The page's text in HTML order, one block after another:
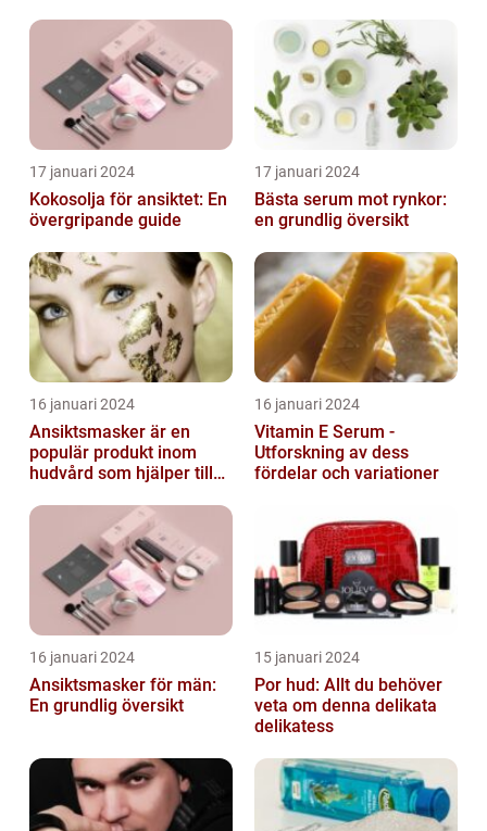
17 januari 2024
Kokosolja för ansiktet: En
övergripande guide
17 januari 2024
Bästa serum mot rynkor:
en grundlig översikt
16 januari 2024
Ansiktsmasker är en
populär produkt inom
hudvård som hjälper till
näring åt hud...
16 januari 2024
Vitamin E Serum -
Utforskning av dess
fördelar och variationer
16 januari 2024
Ansiktsmasker för män:
En grundlig översikt
15 januari 2024
Por hud: Allt du behöver
veta om denna delikata
delikatess